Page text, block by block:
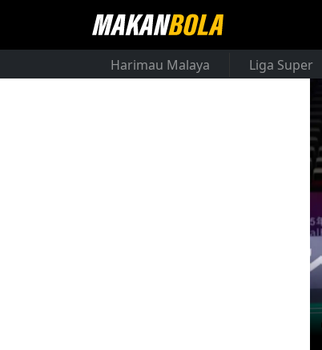
Harimau Malaya Liga Super